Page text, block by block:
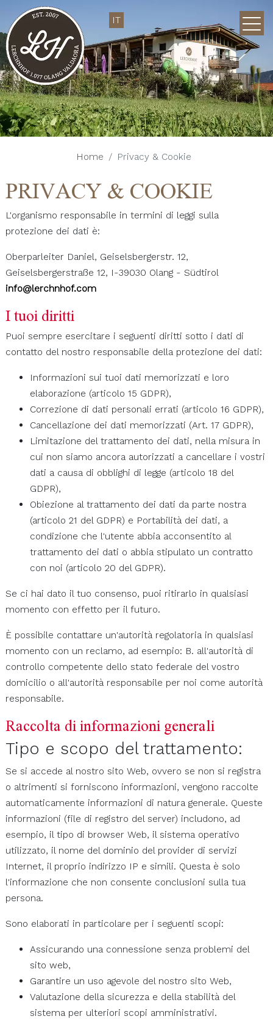
IT
Home Privacy & Cookie
PRIVACY & COOKIE
L'organismo responsabile in termini di leggi sulla
protezione dei dati è:
Oberparleiter Daniel, Geiselsbergerstr. 12,
Geiselsbergerstraße 12, I-39030 Olang - Südtirol
info@lerchnhof.com
I tuoi diritti
Puoi sempre esercitare i seguenti diritti sotto i dati di
contatto del nostro responsabile della protezione dei dati:
Informazioni sui tuoi dati memorizzati e loro
elaborazione (articolo 15 GDPR),
Correzione di dati personali errati (articolo 16 GDPR),
Cancellazione dei dati memorizzati (Art. 17 GDPR),
Limitazione del trattamento dei dati, nella misura in
cui non siamo ancora autorizzati a cancellare i vostri
dati a causa di obblighi di legge (articolo 18 del
GDPR),
Obiezione al trattamento dei dati da parte nostra
(articolo 21 del GDPR) e Portabilità dei dati, a
condizione che l'utente abbia acconsentito al
trattamento dei dati o abbia stipulato un contratto
con noi (articolo 20 del GDPR).
Se ci hai dato il tuo consenso, puoi ritirarlo in qualsiasi
momento con effetto per il futuro.
È possibile contattare un'autorità regolatoria in qualsiasi
momento con un reclamo, ad esempio: B. all'autorità di
controllo competente dello stato federale del vostro
domicilio o all'autorità responsabile per noi come autorità
responsabile.
Raccolta di informazioni generali
Tipo e scopo del trattamento:
Se si accede al nostro sito Web, ovvero se non si registra
o altrimenti si forniscono informazioni, vengono raccolte
automaticamente informazioni di natura generale. Queste
informazioni (file di registro del server) includono, ad
esempio, il tipo di browser Web, il sistema operativo
utilizzato, il nome del dominio del provider di servizi
Internet, il proprio indirizzo IP e simili. Questa è solo
l'informazione che non consente conclusioni sulla tua
persona.
Sono elaborati in particolare per i seguenti scopi:
Assicurando una connessione senza problemi del
sito web,
Garantire un uso agevole del nostro sito Web,
Valutazione della sicurezza e della stabilità del
sistema per ulteriori scopi amministrativi.